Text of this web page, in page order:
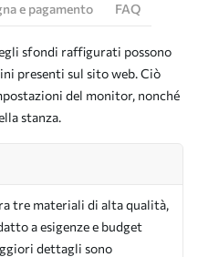
e pagamento FAQ
sfondi raffigurati possono
presenti sul sito web. Ciò
del monitor, nonché
stanza.
tre materiali di alta qualità,
a esigenze e budget
dettagli sono